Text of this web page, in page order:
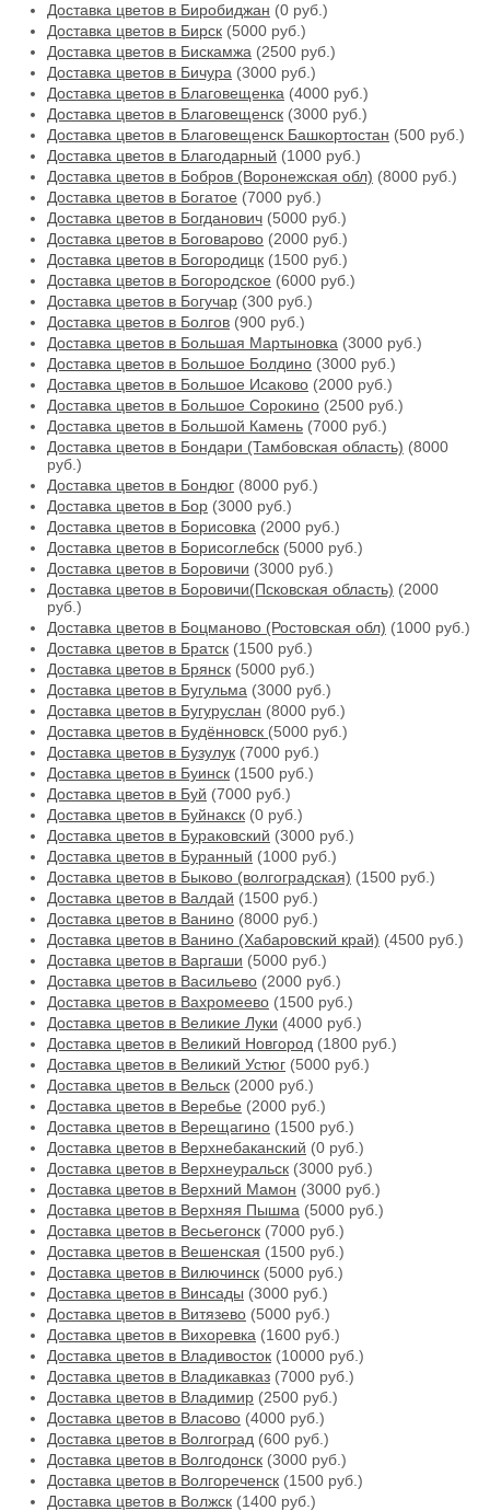
Доставка цветов в Биробиджан (0 руб.)
Доставка цветов в Бирск (5000 руб.)
Доставка цветов в Бискамжа (2500 руб.)
Доставка цветов в Бичура (3000 руб.)
Доставка цветов в Благовещенка (4000 руб.)
Доставка цветов в Благовещенск (3000 руб.)
Доставка цветов в Благовещенск Башкортостан (500 руб.)
Доставка цветов в Благодарный (1000 руб.)
Доставка цветов в Бобров (Воронежская обл) (8000 руб.)
Доставка цветов в Богатое (7000 руб.)
Доставка цветов в Богданович (5000 руб.)
Доставка цветов в Боговарово (2000 руб.)
Доставка цветов в Богородицк (1500 руб.)
Доставка цветов в Богородское (6000 руб.)
Доставка цветов в Богучар (300 руб.)
Доставка цветов в Болгов (900 руб.)
Доставка цветов в Большая Мартыновка (3000 руб.)
Доставка цветов в Большое Болдино (3000 руб.)
Доставка цветов в Большое Исаково (2000 руб.)
Доставка цветов в Большое Сорокино (2500 руб.)
Доставка цветов в Большой Камень (7000 руб.)
Доставка цветов в Бондари (Тамбовская область) (8000
руб.)
Доставка цветов в Бондюг (8000 руб.)
Доставка цветов в Бор (3000 руб.)
Доставка цветов в Борисовка (2000 руб.)
Доставка цветов в Борисоглебск (5000 руб.)
Доставка цветов в Боровичи (3000 руб.)
Доставка цветов в Боровичи(Псковская область) (2000
руб.)
Доставка цветов в Боцманово (Ростовская обл) (1000 руб.)
Доставка цветов в Братск (1500 руб.)
Доставка цветов в Брянск (5000 руб.)
Доставка цветов в Бугульма (3000 руб.)
Доставка цветов в Бугуруслан (8000 руб.)
Доставка цветов в Будённовск (5000 руб.)
Доставка цветов в Бузулук (7000 руб.)
Доставка цветов в Буинск (1500 руб.)
Доставка цветов в Буй (7000 руб.)
Доставка цветов в Буйнакск (0 руб.)
Доставка цветов в Бураковский (3000 руб.)
Доставка цветов в Буранный (1000 руб.)
Доставка цветов в Быково (волгоградская) (1500 руб.)
Доставка цветов в Валдай (1500 руб.)
Доставка цветов в Ванино (8000 руб.)
Доставка цветов в Ванино (Хабаровский край) (4500 руб.)
Доставка цветов в Варгаши (5000 руб.)
Доставка цветов в Васильево (2000 руб.)
Доставка цветов в Вахромеево (1500 руб.)
Доставка цветов в Великие Луки (4000 руб.)
Доставка цветов в Великий Новгород (1800 руб.)
Доставка цветов в Великий Устюг (5000 руб.)
Доставка цветов в Вельск (2000 руб.)
Доставка цветов в Веребье (2000 руб.)
Доставка цветов в Верещагино (1500 руб.)
Доставка цветов в Верхнебаканский (0 руб.)
Доставка цветов в Верхнеуральск (3000 руб.)
Доставка цветов в Верхний Мамон (3000 руб.)
Доставка цветов в Верхняя Пышма (5000 руб.)
Доставка цветов в Весьегонск (7000 руб.)
Доставка цветов в Вешенская (1500 руб.)
Доставка цветов в Вилючинск (5000 руб.)
Доставка цветов в Винсады (3000 руб.)
Доставка цветов в Витязево (5000 руб.)
Доставка цветов в Вихоревка (1600 руб.)
Доставка цветов в Владивосток (10000 руб.)
Доставка цветов в Владикавказ (7000 руб.)
Доставка цветов в Владимир (2500 руб.)
Доставка цветов в Власово (4000 руб.)
Доставка цветов в Волгоград (600 руб.)
Доставка цветов в Волгодонск (3000 руб.)
Доставка цветов в Волгореченск (1500 руб.)
Доставка цветов в Волжск (1400 руб.)